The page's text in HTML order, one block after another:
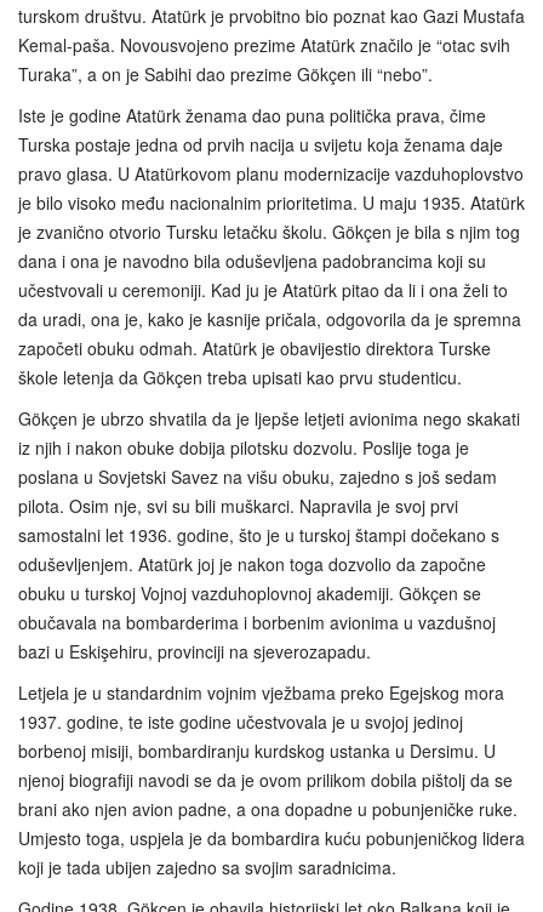
turskom društvu. Atatürk je prvobitno bio poznat kao Gazi Mustafa
Kemal-paša. Novousvojeno prezime Atatürk značilo je “otac svih
Turaka”, a on je Sabihi dao prezime Gökçen ili “nebo”.
Iste je godine Atatürk ženama dao puna politička prava, čime
Turska postaje jedna od prvih nacija u svijetu koja ženama daje
pravo glasa. U Atatürkovom planu modernizacije vazduhoplovstvo
je bilo visoko među nacionalnim prioritetima. U maju 1935. Atatürk
je zvanično otvorio Tursku letačku školu. Gökçen je bila s njim tog
dana i ona je navodno bila oduševljena padobrancima koji su
učestvovali u ceremoniji. Kad ju je Atatürk pitao da li i ona želi to
da uradi, ona je, kako je kasnije pričala, odgovorila da je spremna
započeti obuku odmah. Atatürk je obavijestio direktora Turske
škole letenja da Gökçen treba upisati kao prvu studenticu.
Gökçen je ubrzo shvatila da je ljepše letjeti avionima nego skakati
iz njih i nakon obuke dobija pilotsku dozvolu. Poslije toga je
poslana u Sovjetski Savez na višu obuku, zajedno s još sedam
pilota. Osim nje, svi su bili muškarci. Napravila je svoj prvi
samostalni let 1936. godine, što je u turskoj štampi dočekano s
oduševljenjem. Atatürk joj je nakon toga dozvolio da započne
obuku u turskoj Vojnoj vazduhoplovnoj akademiji. Gökçen se
obučavala na bombarderima i borbenim avionima u vazdušnoj
bazi u Eskişehiru, provinciji na sjeverozapadu.
Letjela je u standardnim vojnim vježbama preko Egejskog mora
1937. godine, te iste godine učestvovala je u svojoj jedinoj
borbenoj misiji, bombardiranju kurdskog ustanka u Dersimu. U
njenoj biografiji navodi se da je ovom prilikom dobila pištolj da se
brani ako njen avion padne, a ona dopadne u pobunjeničke ruke.
Umjesto toga, uspjela je da bombardira kuću pobunjeničkog lidera
koji je tada ubijen zajedno sa svojim saradnicima.